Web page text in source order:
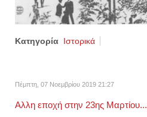
Κατηγορία Ιστορικά
Πέμπτη, 07 Νοεμβρίου 2019 21:27
Αλλη εποχή στην 23ης Μαρτίου...